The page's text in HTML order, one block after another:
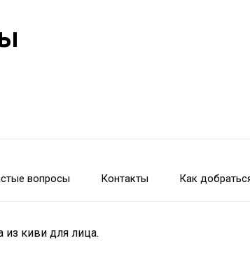
вопросы Контакты Как
киви для лица.